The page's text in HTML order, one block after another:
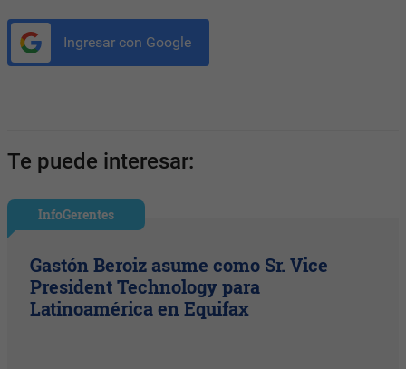
Ingresar con Google
Te puede interesar:
InfoGerentes
Gastón Beroiz asume como Sr. Vice
President Technology para
Latinoamérica en Equifax